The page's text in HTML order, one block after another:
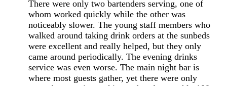
There were only two bartenders serving, one of
whom worked quickly while the other was
noticeably slower. The young staff members who
walked around taking drink orders at the sunbeds
were excellent and really helped, but they only
came around periodically. The evening drinks
service was even worse. The main night bar is
where most guests gather, yet there were only